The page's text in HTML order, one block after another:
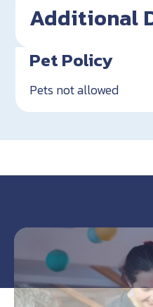
Additional
Pet Policy
Pets not allowed